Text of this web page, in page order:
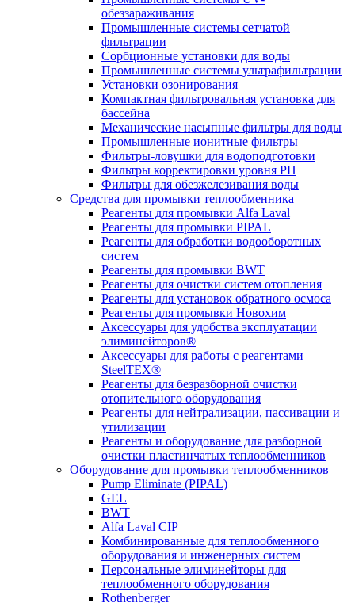
обеззараживания
Промышленные системы сетчатой
фильтрации
Сорбционные установки для воды
Промышленные системы ультрафильтрации
Установки озонирования
Компактная фильтровальная установка для
бассейна
Механические насыпные фильтры для воды
Промышленные ионитные фильтры
Фильтры-ловушки для водоподготовки
Фильтры корректировки уровня PH
Фильтры для обезжелезивания воды
Средства для промывки теплообменника
Реагенты для промывки Alfa Laval
Реагенты для промывки PIPAL
Реагенты для обработки водооборотных
систем
Реагенты для промывки BWT
Реагенты для очистки систем отопления
Реагенты для установок обратного осмоса
Реагенты для промывки Новохим
Аксессуары для удобства эксплуатации
элиминейторов®
Аксессуары для работы с реагентами
SteelTEX®
Реагенты для безразборной очистки
отопительного оборудования
Реагенты для нейтрализации, пассивации и
утилизации
Реагенты и оборудование для разборной
очистки пластинчатых теплообменников
Оборудование для промывки теплообменников
Pump Eliminate (PIPAL)
GEL
BWT
Alfa Laval CIP
Комбинированные для теплообменного
оборудования и инженерных систем
Персональные элиминейторы для
теплообменного оборудования
Rothenberger